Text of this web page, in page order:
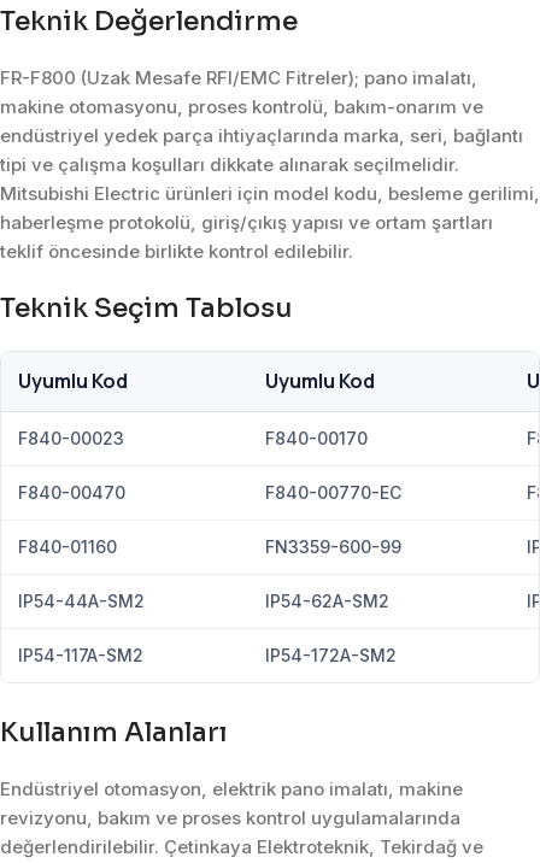
Teknik Değerlendirme
FR-F800 (Uzak Mesafe RFI/EMC Fitreler); pano imalatı,
makine otomasyonu, proses kontrolü, bakım-onarım ve
endüstriyel yedek parça ihtiyaçlarında marka, seri, bağlantı
tipi ve çalışma koşulları dikkate alınarak seçilmelidir.
Mitsubishi Electric ürünleri için model kodu, besleme gerilimi,
haberleşme protokolü, giriş/çıkış yapısı ve ortam şartları
teklif öncesinde birlikte kontrol edilebilir.
Teknik Seçim Tablosu
Uyumlu Kod Uyumlu Kod
F840-00023 F840-00170
F840-00470 F840-00770-EC
F840-01160 FN3359-600-99
IP54-44A-SM2 IP54-62A-SM2
IP54-117A-SM2 IP54-172A-SM2
Kullanım Alanları
Endüstriyel otomasyon, elektrik pano imalatı, makine
revizyonu, bakım ve proses kontrol uygulamalarında
değerlendirilebilir. Çetinkaya Elektroteknik, Tekirdağ ve